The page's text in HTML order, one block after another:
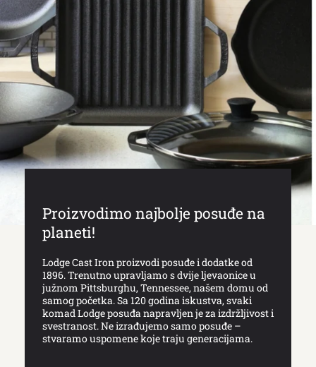
Proizvodimo najbolje posuđe na
planeti!
Lodge Cast Iron proizvodi posuđe i dodatke od
1896. Trenutno upravljamo s dvije ljevaonice u
južnom Pittsburghu, Tennessee, našem domu od
samog početka. Sa 120 godina iskustva, svaki
komad Lodge posuđa napravljen je za izdržljivost i
svestranost. Ne izrađujemo samo posuđe –
stvaramo uspomene koje traju generacijama.